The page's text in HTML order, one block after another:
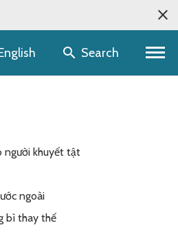
selectorSearch
người khuyết tật
ngoài
bì thay thế